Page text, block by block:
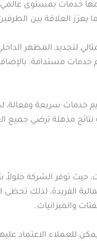
خدمات بمستوى عالمي،
يعزز العلاقة بين
المظهر الداخلي
خدمات مستدامة.
خدمات سريعة
مذهلة ترضي
توفر الشركة حلولاً
الفريدة، لذلك تحظى
والميزانيات.
للعملاء الاعتماد